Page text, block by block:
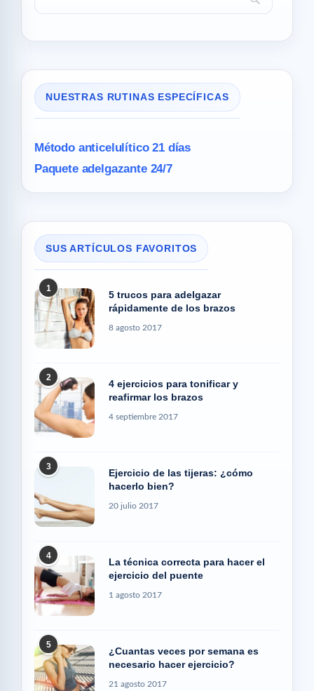
NUESTRAS RUTINAS ESPECÍFICAS
Método anticelulítico 21 días
Paquete adelgazante 24/7
SUS ARTÍCULOS FAVORITOS
1
5 trucos para adelgazar
rápidamente de los brazos
8 agosto 2017
2
4 ejercicios para tonificar y
reafirmar los brazos
4 septiembre 2017
3
Ejercicio de las tijeras: ¿cómo
hacerlo bien?
20 julio 2017
4
La técnica correcta para hacer el
ejercicio del puente
1 agosto 2017
5
¿Cuantas veces por semana es
necesario hacer ejercicio?
21 agosto 2017